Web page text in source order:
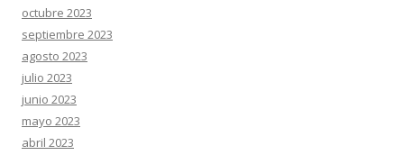
octubre 2023
septiembre 2023
agosto 2023
julio 2023
junio 2023
mayo 2023
abril 2023